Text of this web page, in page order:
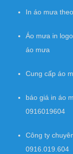
In áo mưa
Áo mưa in
áo mưa
Cung cấp áo
báo giá in áo
0916019604
Công ty
0916.019.604